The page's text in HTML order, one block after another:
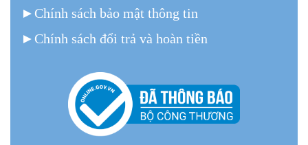
► Chính sách bảo mật thông tin
► Chính sách đổi trả và hoàn tiền